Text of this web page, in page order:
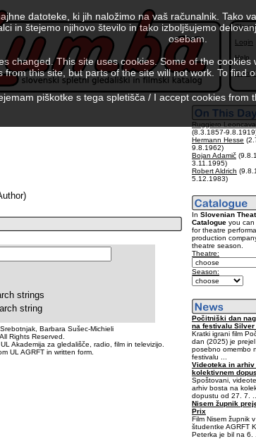
Login
Help
strings
string
Barbara Sušec-Michieli
Rights Reserved.
Akademija za gledališče, radio, film in televizijo.
UL AGRFT in written form.
Ruggiero
(8.3.1857-
Hermann Hesse
9.8.1962)
Bojan Adamič
3.11.1995)
Robert Aldrich
5.12.1983)
In Slovenian
Catalogue you can
for theatre
production
theatre season.
Theatre:
Season:
Počitniški dan
na festivalu Silver
Kratki igrani film
dan (2025) je prejel
posebno omembo
festivalu ...
Videoteka in arhiv
kolektivnem
Spoštovani,
arhiv bosta na
dopustu od 27. 7. ...
Nisem župnik
Prix
Film Nisem župnik
študentke AGRFT
Peterka je bil na 6.
datoteke, ki jih naložimo na vaš računalnik. Tako
in štejemo njihovo število in tako izboljšujemo
osebam.
changed. This site uses cookies. Some of the
from this site, but parts of the site will not work. To find
piškotke s tega spletišča / I accept cookies from